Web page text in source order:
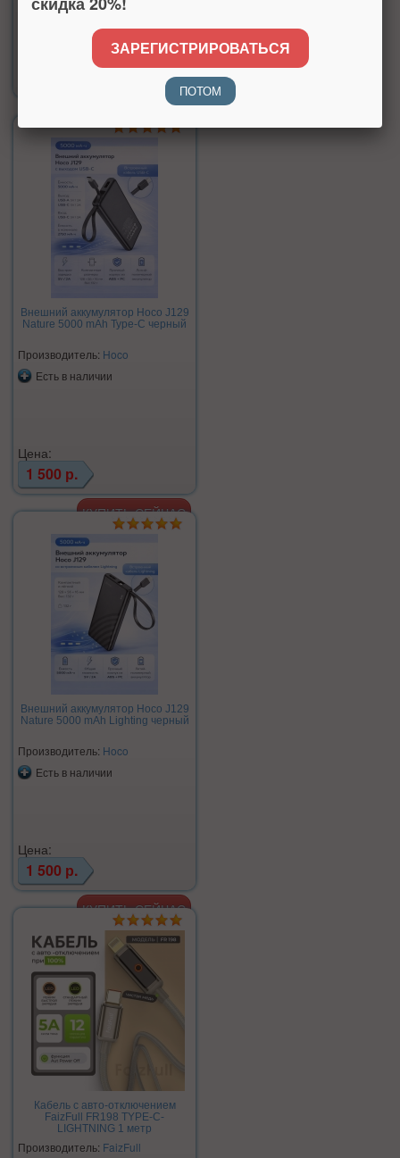
Внешний аккумулятор Hoco J129
Nature 5000 mAh Type-C черный
Производитель: Hoco
Есть в наличии
Цена:
1 500 р.
Внешний аккумулятор Hoco J129
Nature 5000 mAh Lighting черный
Производитель: Hoco
Есть в наличии
Цена:
1 500 р.
Кабель с авто-отключением
FaizFull FR198 TYPE-C-
LIGHTNING 1 метр
Производитель: FaizFull
ЗАРЕГИСТРИРОВАТЬСЯ
ПОТОМ